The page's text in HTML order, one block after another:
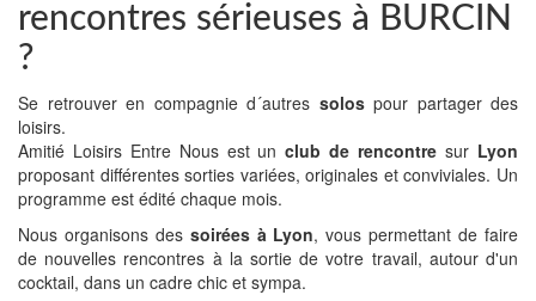
rencontres sérieuses à BURCIN
?
Se retrouver en compagnie d´autres solospour partager des
loisirs.
Amitié Loisirs Entre Nous est unclub de rencontre sur Lyon
proposant différentes sorties variées, originales et conviviales. Un
programme est édité chaque mois.
Nous organisons des soirées à Lyon, vous permettant de faire
de nouvelles rencontres à la sortie de votre travail, autour d'un
cocktail, dans un cadre chic et sympa.